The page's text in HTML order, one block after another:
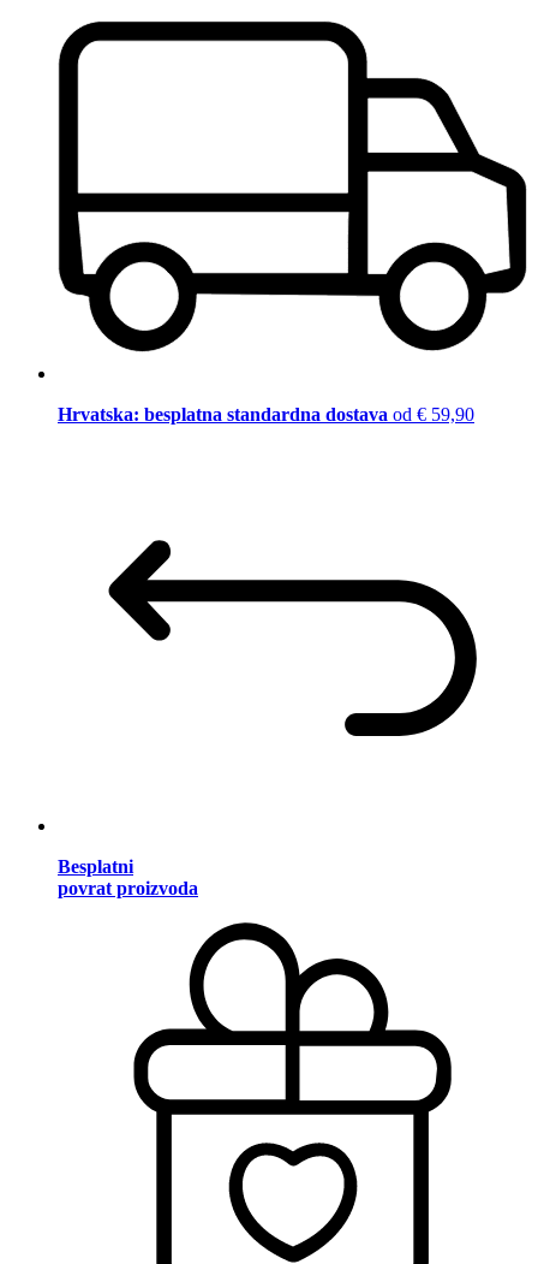
Hrvatska: besplatna standardna dostava od € 59,90
Besplatni
povrat proizvoda